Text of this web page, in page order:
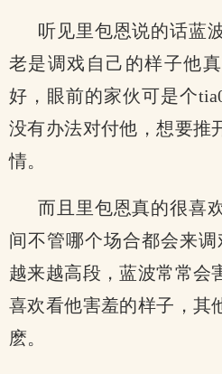
听见里包恩说的话蓝
老是调戏自己的样子他
好，眼前的家伙可是个
没有办法对付他，想要推
情。
而且里包恩真的很喜
间不管哪个场合都会来调
越来越高段，蓝波常常会
喜欢看他害羞的样子，其
麽。